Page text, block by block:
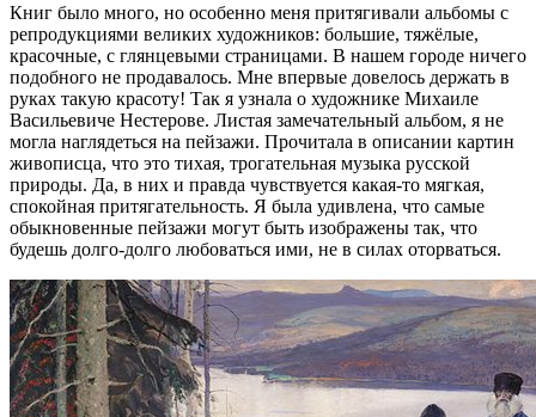
Книг было много, но особенно меня притягивали альбомы с
репродукциями великих художников: большие, тяжёлые,
красочные, с глянцевыми страницами. В нашем городе ничего
подобного не продавалось. Мне впервые довелось держать в
руках такую красоту! Так я узнала о художнике Михаиле
Васильевиче Нестерове. Листая замечательный альбом, я не
могла наглядеться на пейзажи. Прочитала в описании картин
живописца, что это тихая, трогательная музыка русской
природы. Да, в них и правда чувствуется какая-то мягкая,
спокойная притягательность. Я была удивлена, что самые
обыкновенные пейзажи могут быть изображены так, что
будешь долго-долго любоваться ими, не в силах оторваться.